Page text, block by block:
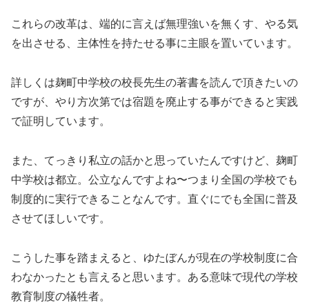
これらの改革は、端的に言えば無理強いを無くす、やる気
を出させる、主体性を持たせる事に主眼を置いています。
詳しくは麹町中学校の校長先生の著書を読んで頂きたいの
ですが、やり方次第では宿題を廃止する事ができると実践
で証明しています。
また、てっきり私立の話かと思っていたんですけど、麹町
中学校は都立。公立なんですよね〜つまり全国の学校でも
制度的に実行できることなんです。直ぐにでも全国に普及
させてほしいです。
こうした事を踏まえると、ゆたぼんが現在の学校制度に合
わなかったとも言えると思います。ある意味で現代の学校
教育制度の犠牲者。